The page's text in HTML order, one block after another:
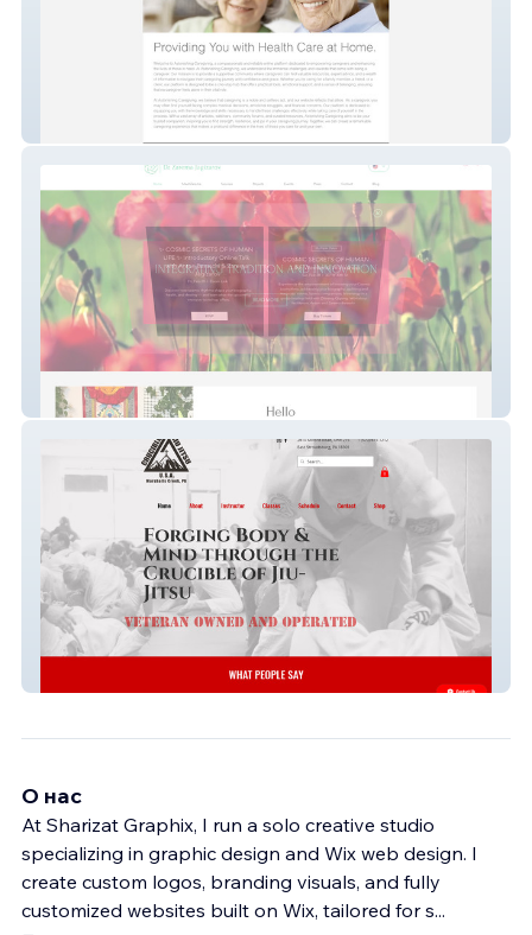
Astonishing Caregivi
New Dr.Z
О нас
At Sharizat Graphix, I run a solo creative studio
specializing in graphic design and Wix web design. I
create custom logos, branding visuals, and fully
customized websites built on Wix, tailored for s...